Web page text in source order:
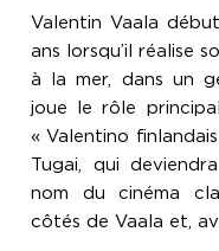
Valentin Vaala
ans lorsqu’il réalise
à la mer, dans un
joue le rôle
« Valentino
Tugai, qui
nom du cinéma
côtés de Vaala et,